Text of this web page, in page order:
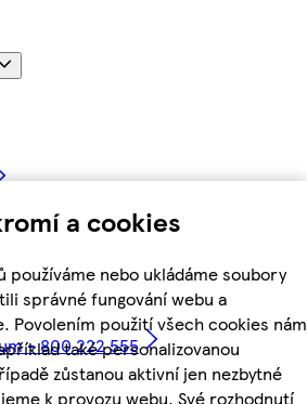
a cookies
používáme nebo ukládáme soubory
správné fungování webu a
Povolením použití všech cookies nám
také personalizovanou
zůstanou aktivní jen nezbytné
k provozu webu. Své rozhodnutí
- 800 222 555